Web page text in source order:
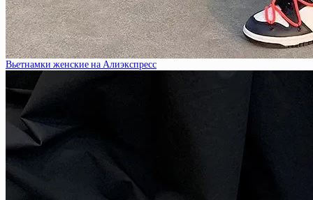
Вьетнамки женские на Алиэкспресс